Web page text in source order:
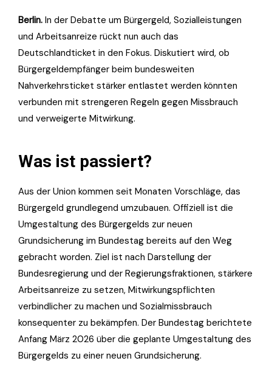
Berlin. In der Debatte um Bürgergeld, Sozialleistungen
und Arbeitsanreize rückt nun auch das
Deutschlandticket in den Fokus. Diskutiert wird, ob
Bürgergeldempfänger beim bundesweiten
Nahverkehrsticket stärker entlastet werden könnten
verbunden mit strengeren Regeln gegen Missbrauch
und verweigerte Mitwirkung.
Was ist passiert?
Aus der Union kommen seit Monaten Vorschläge, das
Bürgergeld grundlegend umzubauen. Offiziell ist die
Umgestaltung des Bürgergelds zur neuen
Grundsicherung im Bundestag bereits auf den Weg
gebracht worden. Ziel ist nach Darstellung der
Bundesregierung und der Regierungsfraktionen, stärkere
Arbeitsanreize zu setzen, Mitwirkungspflichten
verbindlicher zu machen und Sozialmissbrauch
konsequenter zu bekämpfen. Der Bundestag berichtete
Anfang März 2026 über die geplante Umgestaltung des
Bürgergelds zu einer neuen Grundsicherung.